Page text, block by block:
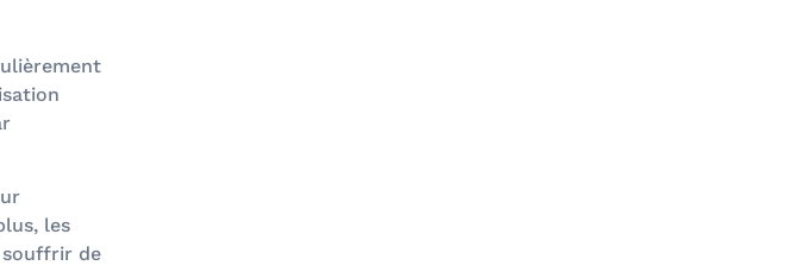
les
souffrir de